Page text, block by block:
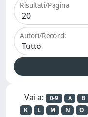
Risultati/Pagina
Autori/Record:
Vai a: 0-9 A B
K
L M N O